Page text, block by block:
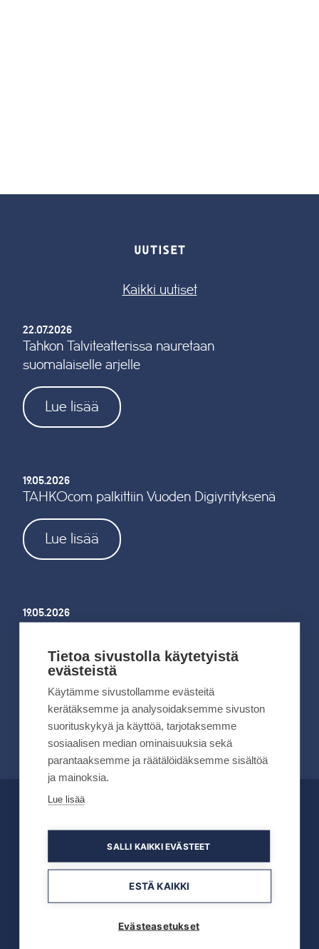
UUTISET
Kaikki uutiset
22.07.2026
Tahkon Talviteatterissa nauretaan
suomalaiselle arjelle
Lue lisää
19.05.2026
TAHKOcom palkittiin Vuoden Digiyrityksenä
Lue lisää
19.05.2026
kesällä 2026
Lue lisää
Tietoa sivustolla käytetyistä
evästeistä
Käytämme sivustollamme evästeitä
kerätäksemme ja analysoidaksemme sivuston
suorituskykyä ja käyttöä, tarjotaksemme
sosiaalisen median ominaisuuksia sekä
parantaaksemme ja räätälöidäksemme sisältöä
ja mainoksia.
Lue lisää
SALLI KAIKKI EVÄSTEET
ESTÄ KAIKKI
Evästeasetukset